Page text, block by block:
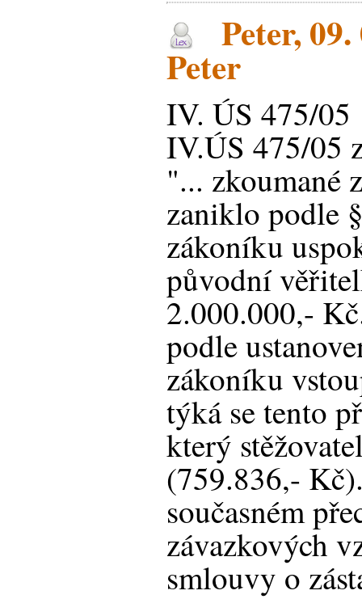
Peter,
Peter
IV. ÚS 475/05
IV.ÚS 475/05
"... zkoumané
zaniklo podle
zákoníku
původní
2.000.000,-
podle
zákoníku
týká se tento
který
(759.836,-
současném
závazkových
smlouvy o